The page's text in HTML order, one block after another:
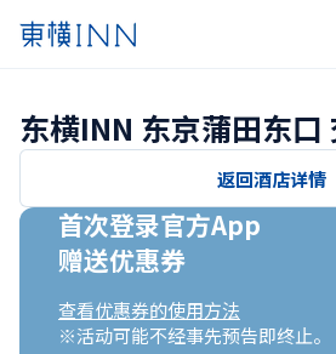
东横INN 东京蒲田东口
返回酒店详情
首次登录官方App
赠送优惠券
查看优惠券的使用方法
※活动可能不经事先预告即终止。